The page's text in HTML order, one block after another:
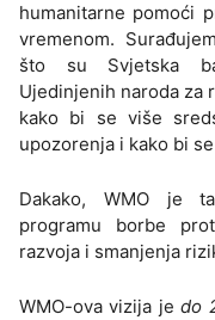
humanitarne pomoći
vremenom.
što su Svjetska
Ujedinjenih naroda za
kako bi se više
upozorenja i kako bi
Dakako, WMO je
programu borbe
razvoja i smanjenja
WMO-ova vizija jedo